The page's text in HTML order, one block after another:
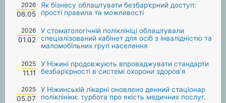
2026
06.05
Як бізнесу облаштувати безбар’єрний доступ:
прості правила та можливості
2026
01.02
У стоматологічній поліклініці облаштували
спеціалізований кабінет для осіб з інвалідністю та
маломобільних груп населення
2025
11.11
У Ніжині продовжують впроваджувати стандарти
безбар’єрності в системі охорони здоров’я
2025
05.07
У Ніжинській лікарні оновлено денний стаціонар
поліклініки: турбота про якість медичних послуг.